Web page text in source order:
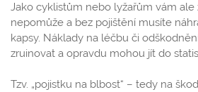
Jako cyklistům nebo lyžařům vám
nepomůže a bez pojištění musíte
kapsy. Náklady na léčbu či
zruinovat a opravdu mohou jít do
Tzv. „pojistku na blbost“ – tedy na